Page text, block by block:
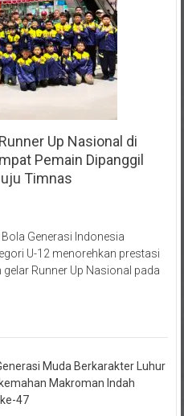
Up Nasional di
Pemain Dipanggil
Timnas
U-12 menorehkan prestasi
Runner Up Nasional pada
Makroman Indah
47